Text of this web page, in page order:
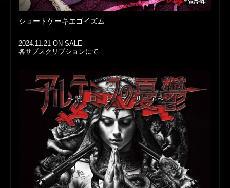
ショートケーキエゴイズム
2024.11.21 ON SALE
各サブスクリプションにて